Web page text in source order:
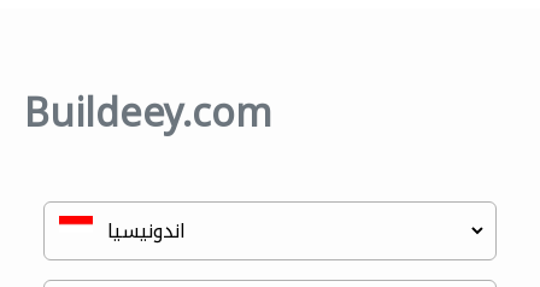
Buildeey.com